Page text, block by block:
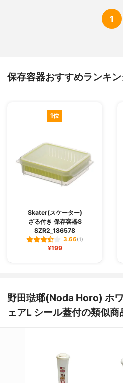
1
保存容器おすすめランキ
1位
Skater(スケーター)
ざる付き 保存容器S
SZR2_186578
3.66(1)
¥199
野田琺瑯(Noda Horo) ホ
ェアL シール蓋付の類似